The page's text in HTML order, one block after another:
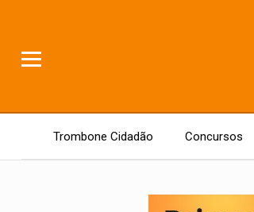
Trombone Cidadão Concursos